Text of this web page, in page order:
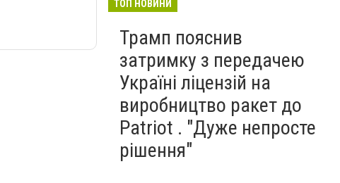
ТОП НОВИНИ
Трамп пояснив
затримку з передачею
Україні ліцензій на
виробництво ракет до
Patriot . "Дуже непросте
рішення"